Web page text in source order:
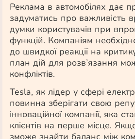
Реклама в автомобілях дає
задуматись про важливість
думки користувачів при
функцій. Компаніям
до швидкої реакції на
план дій для розв’язання
конфліктів.
Tesla, як лідер у сфері
повинна зберігати свою
інноваційної компанії, яка
клієнтів на перше місце.
зможе знайти баланс між